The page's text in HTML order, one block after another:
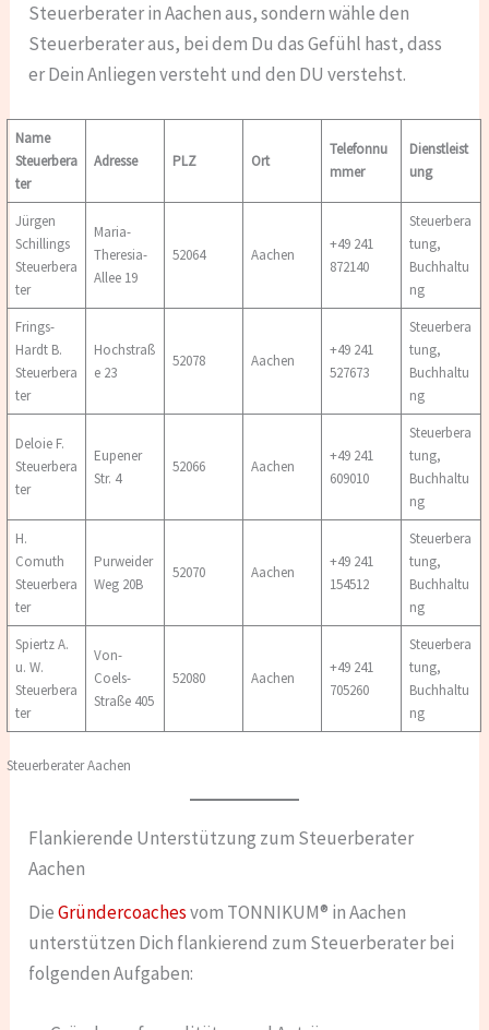
Steuerberater in Aachen aus, sondern wähle den
Steuerberater aus, bei dem Du das Gefühl hast, dass
er Dein Anliegen versteht und den DU verstehst.
Name
Steuerbera
ter
Adresse PLZ Ort
Telefonnu
mmer
Dienstleist
ung
Jürgen
Schillings
Steuerbera
ter
Maria-
Theresia-
Allee 19
52064 Aachen
+49 241
872140
Steuerbera
tung,
Buchhaltu
ng
Frings-
Hardt B.
Steuerbera
ter
Hochstraß
e 23
52078 Aachen
+49 241
527673
Steuerbera
tung,
Buchhaltu
ng
Deloie F.
Steuerbera
ter
Eupener
Str. 4
52066 Aachen
+49 241
609010
Steuerbera
tung,
Buchhaltu
ng
H.
Comuth
Steuerbera
ter
Purweider
Weg 20B
52070 Aachen
+49 241
154512
Steuerbera
tung,
Buchhaltu
ng
Spiertz A.
u. W.
Steuerbera
ter
Von-
Coels-
Straße 405
52080 Aachen
+49 241
705260
Steuerbera
tung,
Buchhaltu
ng
Steuerberater Aachen
Flankierende Unterstützung zum Steuerberater
Aachen
DieGründercoachesvom TONNIKUM® in Aachen
unterstützen Dich flankierend zum Steuerberater bei
folgenden Aufgaben: